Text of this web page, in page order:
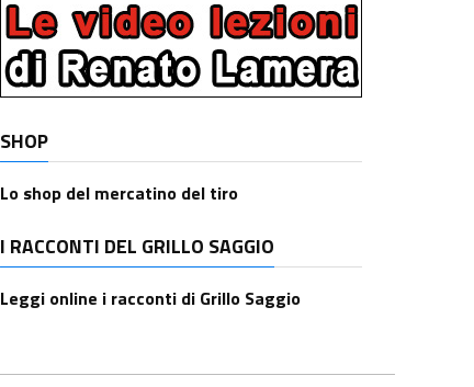
SHOP
Lo shop del mercatino del tiro
I RACCONTI DEL GRILLO SAGGIO
Leggi online i racconti di Grillo Saggio